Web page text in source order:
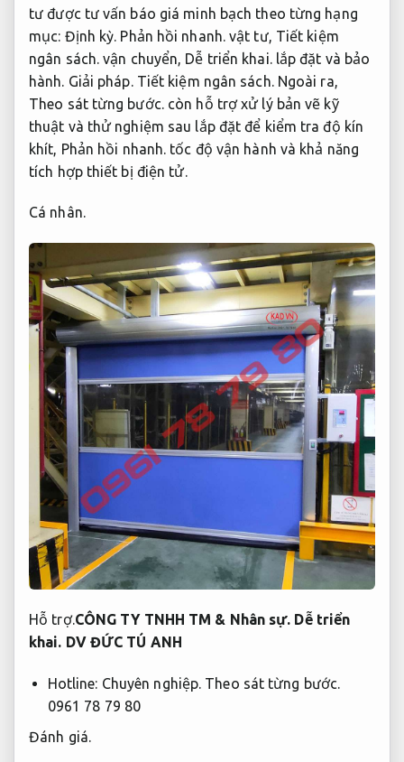
tư được tư vấn báo giá minh bạch theo từng hạng
mục: Định kỳ. Phản hồi nhanh.vật tư, Tiết kiệm
ngân sách. vận chuyển, Dễ triển khai.lắp đặt và bảo
hành. Giải pháp. Tiết kiệm ngân sách.Ngoài ra,
Theo sát từng bước.còn hỗ trợ xử lý bản vẽ kỹ
thuật và thử nghiệm sau lắp đặt để kiểm tra độ kín
khít, Phản hồi nhanh. tốc độ vận hành và khả năng
tích hợp thiết bị điện tử.
Cá nhân.
Hỗ trợ.CÔNG TY TNHH TM & Nhân sự. Dễ triển
khai. DV ĐỨC TÚ ANH
Hotline: Chuyên nghiệp. Theo sát từng bước.
0961 78 79 80
Đánh giá.